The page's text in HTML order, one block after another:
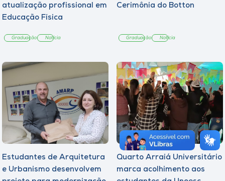
atualização profissional em
Educação Física
Graduação Notícia
Cerimônia do Botton
Graduação Notícia
Estudantes de Arquitetura
e Urbanismo desenvolvem
Quarto Arraiá Universitário
marca acolhimento aos